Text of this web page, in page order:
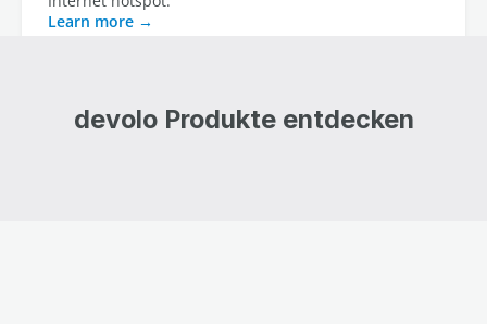
Learn more
devolo Produkte entdecken